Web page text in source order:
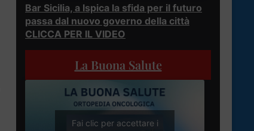
Bar Sicilia, a Ispica la sfida per il futuro
passa dal nuovo governo della città
CLICCA PER IL VIDEO
La Buona Salute
Fai clic per accettare i